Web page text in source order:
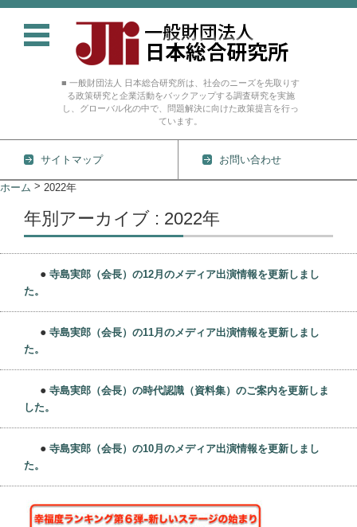
■ 一般財団法人 日本総合研究所は、社会のニーズを先取りす
る政策研究と企業活動をバックアップする調査研究を実施
し、グローバル化の中で、問題解決に向けた政策提言を行っ
ています。
サイトマップ
お問い合わせ
コンテンツに移動
ホーム > 2022年
年別アーカイブ : 2022年
● 寺島実郎（会長）の12月のメディア出演情報を更新しまし
た。
● 寺島実郎（会長）の11月のメディア出演情報を更新しまし
た。
● 寺島実郎（会長）の時代認識（資料集）のご案内を更新しま
した。
● 寺島実郎（会長）の10月のメディア出演情報を更新しまし
た。